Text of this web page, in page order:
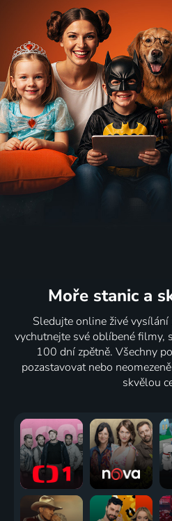
Moře stanic a
Sledujte online živé
vychutnejte své oblíbené filmy,
100 dní zpětně. Všechny
pozastavovat nebo
skvělou